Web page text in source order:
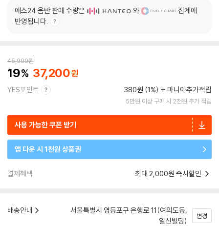
예스24 음반 판매 수량은 와
집계에
반영됩니다.
45,900원
19 37,200
YES포인트 380원 (1%) 마니아추가적립
5만원 이상 구매 시 2천원 추가 적립
사용 가능한 쿠폰 받기
앱 다운 시 1천원 상품권
결제혜택 최대 2,000원 즉시할인
배송안내
서울특별시 영등포구 은행로 11(여의도동,
일신빌딩)
변경